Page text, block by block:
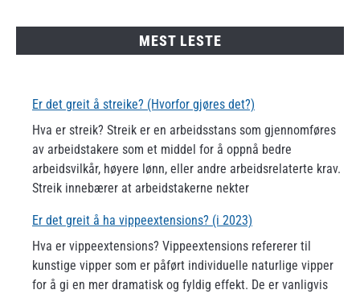
MEST LESTE
Er det greit å streike? (Hvorfor gjøres det?)
Hva er streik? Streik er en arbeidsstans som gjennomføres
av arbeidstakere som et middel for å oppnå bedre
arbeidsvilkår, høyere lønn, eller andre arbeidsrelaterte krav.
Streik innebærer at arbeidstakerne nekter
Er det greit å ha vippeextensions? (i 2023)
Hva er vippeextensions? Vippeextensions refererer til
kunstige vipper som er påført individuelle naturlige vipper
for å gi en mer dramatisk og fyldig effekt. De er vanligvis